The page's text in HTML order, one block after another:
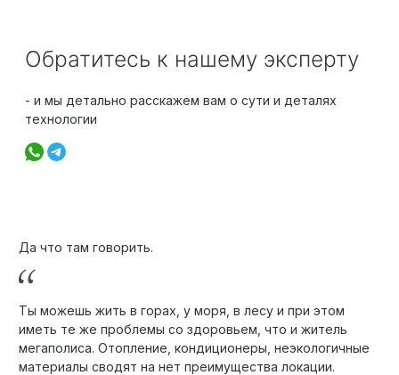
Обратитесь к нашему эксперту
- и мы детально расскажем вам о сути и деталях
технологии
Да что там говорить.
Ты можешь жить в горах, у моря, в лесу и при этом
иметь те же проблемы со здоровьем, что и житель
мегаполиса. Отопление, кондиционеры, неэкологичные
материалы сводят на нет преимущества локации.